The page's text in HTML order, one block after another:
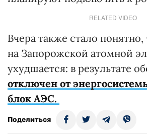
RELATED VIDEO
Вчера также стало понятно,
на Запорожской атомной
ухудшается: в результате
отключен от
блок АЭС.
Поделиться